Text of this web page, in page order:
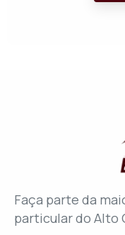
Faça parte da
particular do Alto